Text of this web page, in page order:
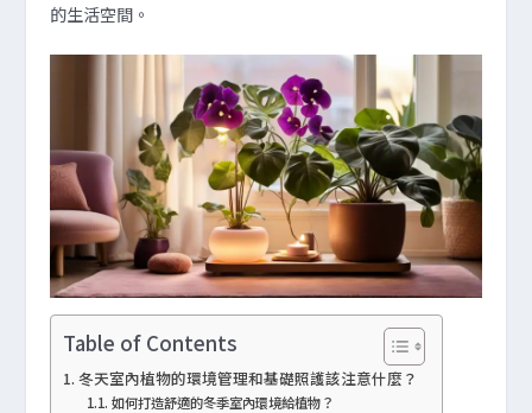
的生活空間。
Table of Contents
冬天室內植物的環境管理和基礎照護該注意什麼？
如何打造舒適的冬季室內環境給植物？